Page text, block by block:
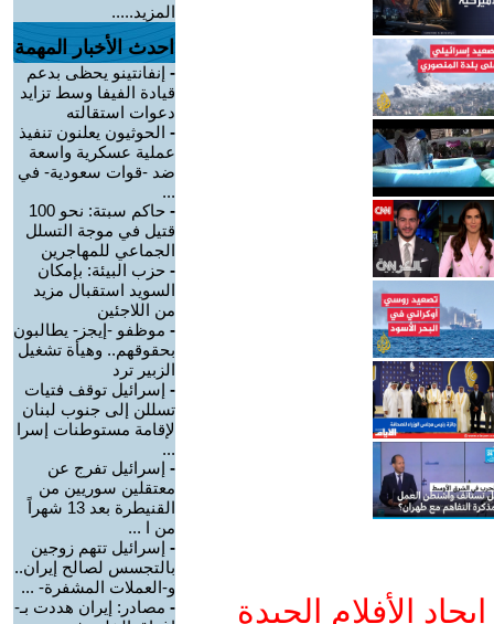
الأفلام الجيدة
المزيد.....
احدث الأخبار المهمة
- إنفانتينو يحظى بدعم
قيادة الفيفا وسط تزايد
دعوات استقالته
- الحوثيون يعلنون تنفيذ
عملية عسكرية واسعة
ضد -قوات سعودية- في
...
-
حاكم سبتة: نحو 100
قتيل في موجة التسلل
الجماعي للمهاجرين
- حزب البيئة: بإمكان
السويد استقبال مزيد
من اللاجئين
- موظفو -إيجز- يطالبون
بحقوقهم.. وهيأة تشغيل
الزبير ترد
- إسرائيل توقف فتيات
تسللن إلى جنوب لبنان
لإقامة مستوطنات إسرا
...
- إسرائيل تفرج عن
معتقلين سوريين من
القنيطرة بعد 13 شهراً
من ا ...
- إسرائيل تتهم زوجين
بالتجسس لصالح إيران..
و-العملات المشفرة- ...
- مصادر: إيران هددت بـ-